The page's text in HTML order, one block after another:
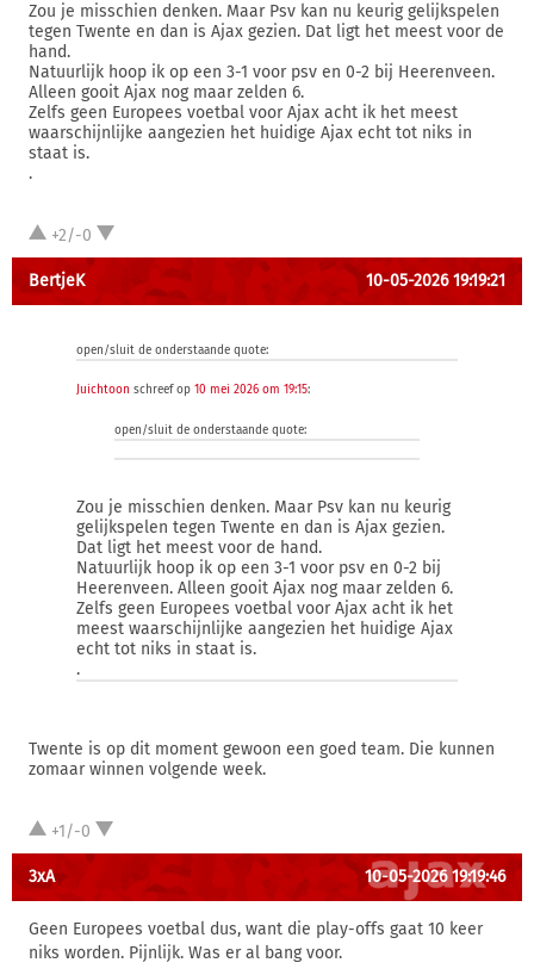
Zou je misschien denken. Maar Psv kan nu keurig gelijkspelen
tegen Twente en dan is Ajax gezien. Dat ligt het meest voor de
hand.
Natuurlijk hoop ik op een 3-1 voor psv en 0-2 bij Heerenveen.
Alleen gooit Ajax nog maar zelden 6.
Zelfs geen Europees voetbal voor Ajax acht ik het meest
waarschijnlijke aangezien het huidige Ajax echt tot niks in
staat is.
.
+2/-0
BertjeK 10-05-2026 19:19:21
open/sluit de onderstaande quote:
Juichtoon schreef op 10 mei 2026 om 19:15:
open/sluit de onderstaande quote:
Zou je misschien denken. Maar Psv kan nu keurig
gelijkspelen tegen Twente en dan is Ajax gezien.
Dat ligt het meest voor de hand.
Natuurlijk hoop ik op een 3-1 voor psv en 0-2 bij
Heerenveen. Alleen gooit Ajax nog maar zelden 6.
Zelfs geen Europees voetbal voor Ajax acht ik het
meest waarschijnlijke aangezien het huidige Ajax
echt tot niks in staat is.
.
Twente is op dit moment gewoon een goed team. Die kunnen
zomaar winnen volgende week.
+1/-0
3xA 10-05-2026 19:19:46
Geen Europees voetbal dus, want die play-offs gaat 10 keer
niks worden. Pijnlijk. Was er al bang voor.